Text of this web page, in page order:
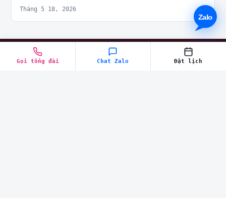
Tháng 5 18, 2026
Cần thợ điện lạnh tận nơi?
Gọi tổng đài — kỹ thuật viên có mặt nhanh, báo giá
Gọi tổng đài Chat Zalo Đặt lịch